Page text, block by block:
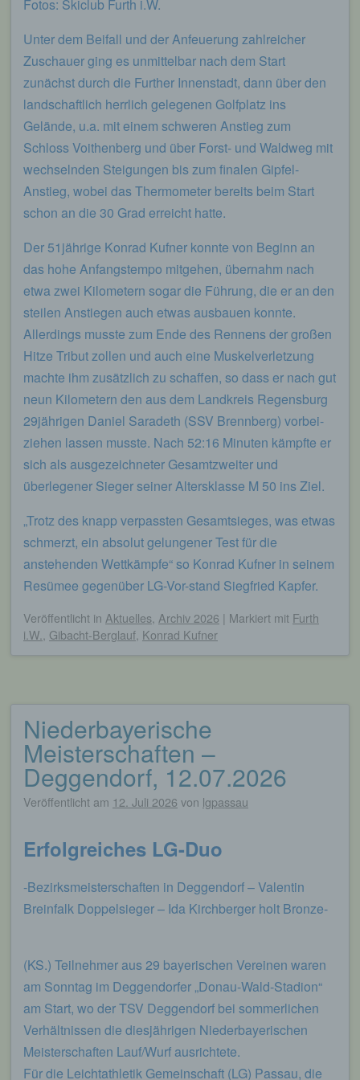
Fotos: Skiclub Furth i.W.
Unter dem Beifall und der Anfeuerung zahlreicher
Zuschauer ging es unmittelbar nach dem Start
zunächst durch die Further Innenstadt, dann über den
landschaftlich herrlich gelegenen Golfplatz ins
Gelände, u.a. mit einem schweren Anstieg zum
Schloss Voithenberg und über Forst- und Waldweg mit
wechselnden Steigungen bis zum finalen Gipfel-
Anstieg, wobei das Thermometer bereits beim Start
schon an die 30 Grad erreicht hatte.
Der 51jährige Konrad Kufner konnte von Beginn an
das hohe Anfangstempo mitgehen, übernahm nach
etwa zwei Kilometern sogar die Führung, die er an den
steilen Anstiegen auch etwas ausbauen konnte.
Allerdings musste zum Ende des Rennens der großen
Hitze Tribut zollen und auch eine Muskelverletzung
machte ihm zusätzlich zu schaffen, so dass er nach gut
neun Kilometern den aus dem Landkreis Regensburg
29jährigen Daniel Saradeth (SSV Brennberg) vorbei-
ziehen lassen musste. Nach 52:16 Minuten kämpfte er
sich als ausgezeichneter Gesamtzweiter und
überlegener Sieger seiner Altersklasse M 50 ins Ziel.
„Trotz des knapp verpassten Gesamtsieges, was etwas
schmerzt, ein absolut gelungener Test für die
anstehenden Wettkämpfe“ so Konrad Kufner in seinem
Resümee gegenüber LG-Vor-stand Siegfried Kapfer.
Veröffentlicht in Aktuelles Archiv 2026 | Markiert mit Furth
i.W.
Gibacht-Berglauf Konrad Kufner
Niederbayerische
Meisterschaften –
Deggendorf, 12.07.2026
Veröffentlicht am 12. Juli 2026 von lgpassau
Erfolgreiches LG-Duo
-Bezirksmeisterschaften in Deggendorf – Valentin
Breinfalk Doppelsieger – Ida Kirchberger holt Bronze-
(KS.) Teilnehmer aus 29 bayerischen Vereinen waren
am Sonntag im Deggendorfer „Donau-Wald-Stadion“
am Start, wo der TSV Deggendorf bei sommerlichen
Verhältnissen die diesjährigen Niederbayerischen
Meisterschaften Lauf/Wurf ausrichtete.
Für die Leichtathletik Gemeinschaft (LG) Passau, die
genutzten Internetbrowsers verhindern und damit
widersprechen. Ferner können bereits gesetzte
Cookies jederzeit über einen Internetbrowser oder
ist in allen gängigen Internetbrowsern möglich.
Deaktiviert die betroffene Person die Setzung von
Cookies in dem genutzten Internetbrowser, sind
unter Umständen nicht alle Funktionen unserer
Internetseite vollumfänglich nutzbar.
Informationen
Internetseite durch eine betroffene Person oder ein
automatisiertes System eine Reihe von
allgemeinen Daten und Informationen. Diese
allgemeinen Daten und Informationen werden in
den Logfiles des Servers gespeichert. Erfasst
werden können die (1) verwendeten Browsertypen
und Versionen, (2) das vom zugreifenden System
verwendete Betriebssystem, (3) die Internetseite,
von welcher ein zugreifendes System auf unsere
Internetseite gelangt (sogenannte Referrer), (4) die
Unterwebseiten, welche über ein zugreifendes
System auf unserer Internetseite angesteuert
werden, (5) das Datum und die Uhrzeit eines
Zugriffs auf die Internetseite, (6) eine Internet-
Protokoll-Adresse (IP-Adresse), (7) der Internet-
Service-Provider des zugreifenden Systems und
(8) sonstige ähnliche Daten und Informationen, die
der Gefahrenabwehr im Falle von Angriffen auf
dienen.
Bei der Nutzung dieser allgemeinen Daten und
Informationen ziehen wird keine Rückschlüsse auf
die betroffene Person. Diese Informationen werden
Internetseite korrekt auszuliefern, (2) die Inhalte
unserer Internetseite sowie die Werbung für diese
eines Cyberangriffes die zur Strafverfolgung
notwendigen Informationen bereitzustellen. Diese
anonym erhobenen Daten und Informationen
werden durch uns daher einerseits statistisch und
ferner mit dem Ziel ausgewertet, den Datenschutz
und die Datensicherheit in unserem Unternehmen
Schutzniveau für die von uns verarbeiteten
personenbezogenen Daten sicherzustellen. Die
getrennt von allen durch eine betroffene Person
angegebenen personenbezogenen Daten
gespeichert.
Die betroffene Person hat die Möglichkeit, sich auf
Verantwortlichen unter Angabe von
personenbezogenen Daten zu registrieren.
für die Verarbeitung Verantwortlichen übermittelt
werden, ergibt sich aus der jeweiligen